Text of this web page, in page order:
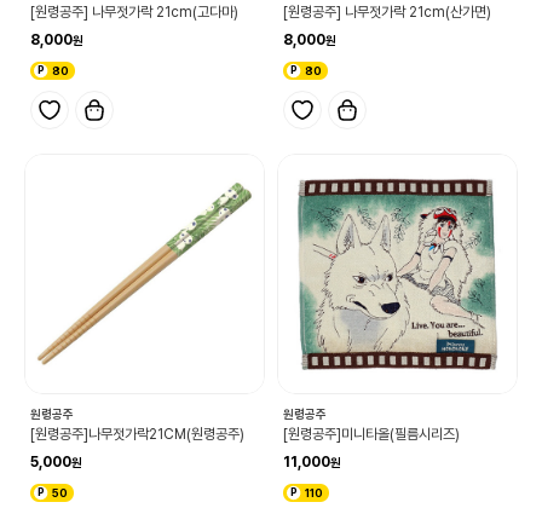
[원령공주] 나무젓가락 21cm(고다마)
8,000
80
[원령공주] 나무젓가락 21cm(산가면)
8,000
80
원령공주
[원령공주]나무젓가락21CM(원령공주)
5,000
50
원령공주
[원령공주]미니타올(필름시리즈)
11,000
110